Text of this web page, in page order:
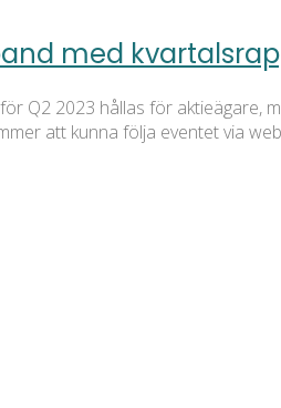
med
Q2 2023 hållas för aktieägare,
att kunna följa eventet via